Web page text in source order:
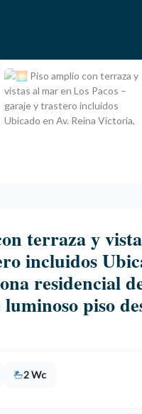
terraza y
incluidos
residencial
piso
2 Wc